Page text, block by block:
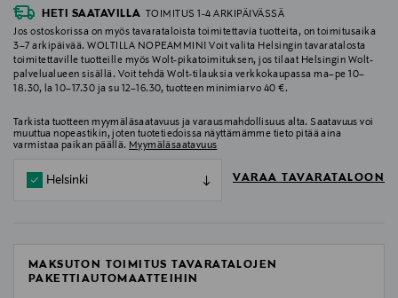
HETI SAATAVILLA
TOIMITUS 1-4 ARKIPÄIVÄSSÄ
Jos ostoskorissa on myös tavarataloista toimitettavia tuotteita, on toimitusaika
3–7 arkipäivää. WOLTILLA NOPEAMMIN! Voit valita Helsingin tavaratalosta
toimitettaville tuotteille myös Wolt-pikatoimituksen, jos tilaat Helsingin Wolt-
palvelualueen sisällä. Voit tehdä Wolt-tilauksia verkkokaupassa ma–pe 10–
18.30, la 10–17.30 ja su 12–16.30, tuotteen minimiarvo 40 €.
Tarkista tuotteen myymäläsaatavuus ja varausmahdollisuus alta. Saatavuus voi
muuttua nopeastikin, joten tuotetiedoissa näyttämämme tieto pitää aina
varmistaa paikan päällä. Myymäläsaatavuus
Helsinki VARAA TAVARATALOON
MAKSUTON TOIMITUS TAVARATALOJEN
PAKETTIAUTOMAATTEIHIN